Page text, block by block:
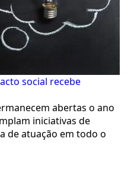
social recebe
abertas o ano
iniciativas de
de atuação em todo o